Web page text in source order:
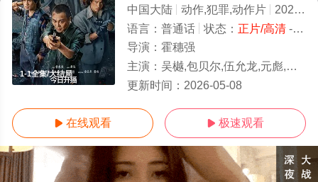
1-1全集/大结局
中国大陆 动作,犯罪,动作片 2025
语言： 普通话 状态： 正片/高清- 免费在线观看
导演： 霍穗强
主演： 吴樾,包贝尔,伍允龙,元彪,安志杰
更新时间： 2026-05-08
 在线观看  极速观看